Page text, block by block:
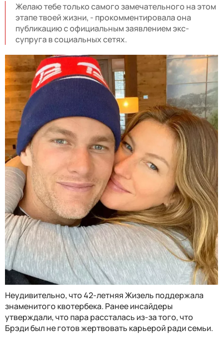
Желаю тебе только самого замечательного на этом
этапе твоей жизни, - прокомментировала она
публикацию с официальным заявлением экс-
супруга в социальных сетях.
Неудивительно, что 42-летняя Жизель поддержала
знаменитого квотербека. Ранее инсайдеры
утверждали, что пара рассталась из-за того, что
Брэди был не готов жертвовать карьерой ради семьи.